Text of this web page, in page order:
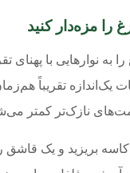
را مزه‌دار کنید
به نوارهایی با پهنای
یک‌اندازه تقریباً
نازک‌تر کمتر
بریزید و یک قاشق